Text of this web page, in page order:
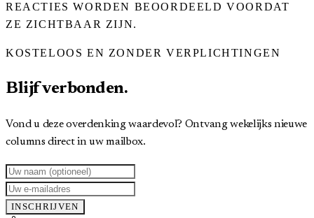
REACTIES WORDEN BEOORDEELD VOORDAT
ZE ZICHTBAAR ZIJN.
KOSTELOOS EN ZONDER VERPLICHTINGEN
Blijf verbonden.
Vond u deze overdenking waardevol? Ontvang wekelijks nieuwe
columns direct in uw mailbox.
INSCHRIJVEN